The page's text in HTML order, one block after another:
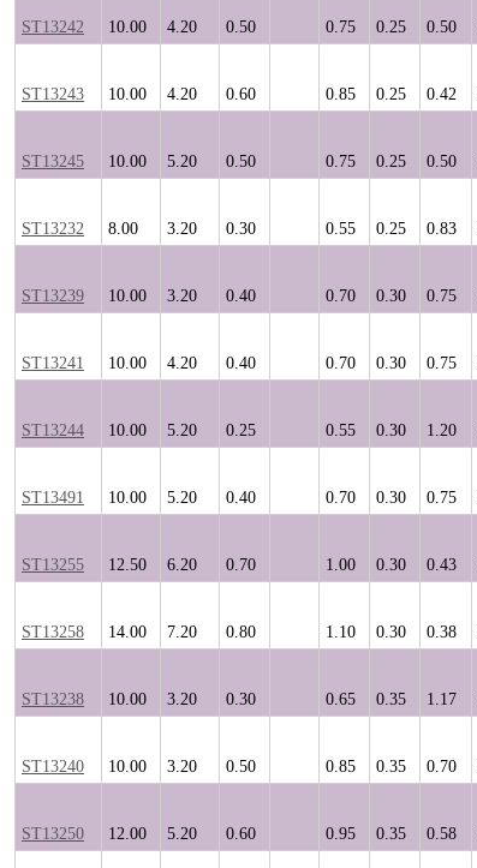
ST13242 10.00 4.20 0.50 0.75 0.25 0.50
ST13243 10.00 4.20 0.60 0.85 0.25 0.42
ST13245 10.00 5.20 0.50 0.75 0.25 0.50
ST13232 8.00 3.20 0.30 0.55 0.25 0.83
ST13239 10.00 3.20 0.40 0.70 0.30 0.75
ST13241 10.00 4.20 0.40 0.70 0.30 0.75
ST13244 10.00 5.20 0.25 0.55 0.30 1.20
ST13491 10.00 5.20 0.40 0.70 0.30 0.75
ST13255 12.50 6.20 0.70 1.00 0.30 0.43
ST13258 14.00 7.20 0.80 1.10 0.30 0.38
ST13238 10.00 3.20 0.30 0.65 0.35 1.17
ST13240 10.00 3.20 0.50 0.85 0.35 0.70
ST13250 12.00 5.20 0.60 0.95 0.35 0.58